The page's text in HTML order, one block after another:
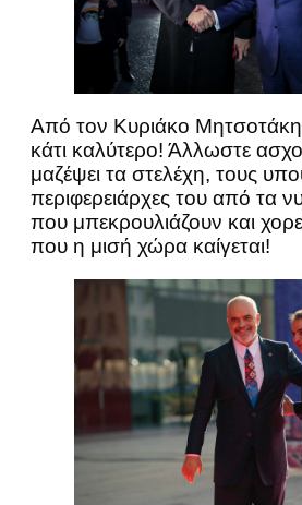
Από τον Κυριάκο Μητσοτάκη
κάτι καλύτερο! Άλλωστε
μαζέψει τα στελέχη, τους
περιφερειάρχες του από τα
που μπεκρουλιάζουν και
που η μισή χώρα καίγεται!